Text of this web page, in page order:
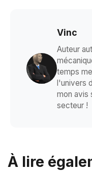
Vinc
Auteur
temps
l'univers
mon avis
secteur !
À lire